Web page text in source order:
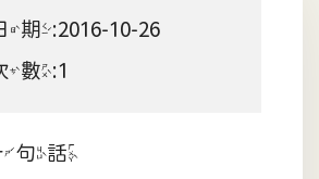
:2016-10-26
數:1
句話